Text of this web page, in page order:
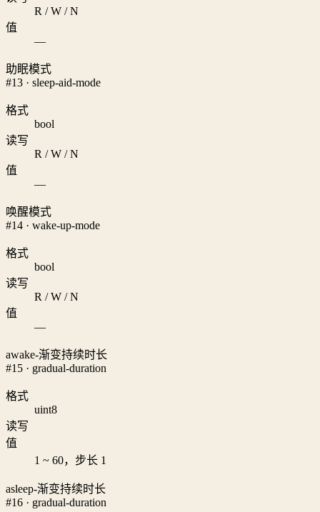
R / W / N
值
—
助眠模式
#13 · sleep-aid-mode
格式
bool
读写
R / W / N
值
—
唤醒模式
#14 · wake-up-mode
格式
bool
读写
R / W / N
值
—
awake-渐变持续时长
#15 · gradual-duration
格式
uint8
读写
值
1 ~ 60，步长 1
asleep-渐变持续时长
#16 · gradual-duration